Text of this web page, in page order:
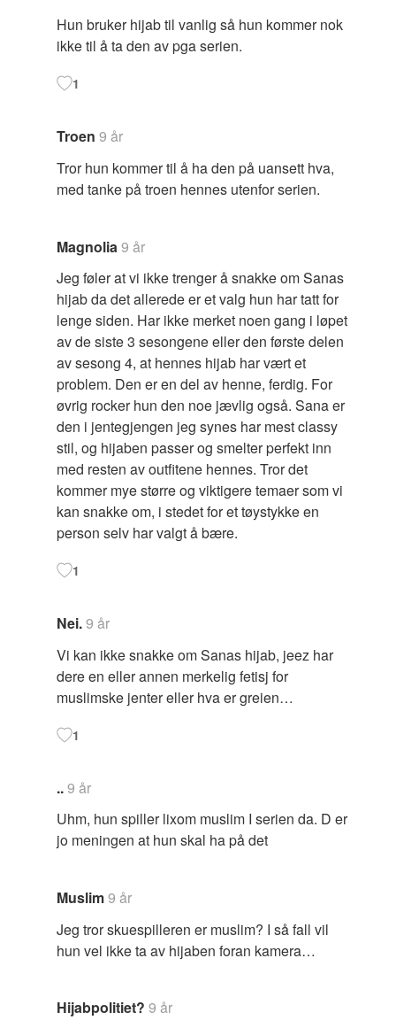
Hun bruker hijab til vanlig så hun kommer nok
ikke til å ta den av pga serien.
1
Troen 9 år
Tror hun kommer til å ha den på uansett hva,
med tanke på troen hennes utenfor serien.
Magnolia 9 år
Jeg føler at vi ikke trenger å snakke om Sanas
hijab da det allerede er et valg hun har tatt for
lenge siden. Har ikke merket noen gang i løpet
av de siste 3 sesongene eller den første delen
av sesong 4, at hennes hijab har vært et
problem. Den er en del av henne, ferdig. For
øvrig rocker hun den noe jævlig også. Sana er
den i jentegjengen jeg synes har mest classy
stil, og hijaben passer og smelter perfekt inn
med resten av outfitene hennes. Tror det
kommer mye større og viktigere temaer som vi
kan snakke om, i stedet for et tøystykke en
person selv har valgt å bære.
1
Nei.9 år
Vi kan ikke snakke om Sanas hijab, jeez har
dere en eller annen merkelig fetisj for
muslimske jenter eller hva er greien…
1
..9 år
Uhm, hun spiller lixom muslim I serien da. D er
jo meningen at hun skal ha på det
Muslim9 år
Jeg tror skuespilleren er muslim? I så fall vil
hun vel ikke ta av hijaben foran kamera…
Hijabpolitiet? 9 år